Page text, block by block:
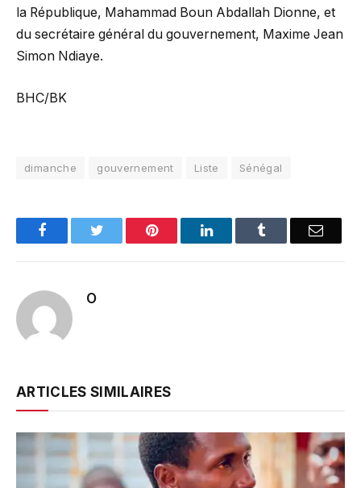
la République, Mahammad Boun Abdallah Dionne, et
du secrétaire général du gouvernement, Maxime Jean
Simon Ndiaye.
BHC/BK
dimanche gouvernement Liste Sénégal
FacebookTwitter Pinterest LinkedInTumblr Email
O
ARTICLES SIMILAIRES